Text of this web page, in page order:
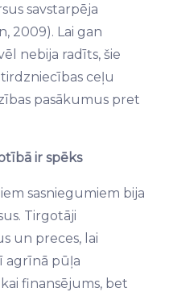
savstarpēja
2009). Lai gan
nebija radīts, šie
ceļu
pasākumus pret
ir spēks
sasniegumiem bija
Tirgotāji
un preces, lai
agrīnā pūļa
finansējums, bet